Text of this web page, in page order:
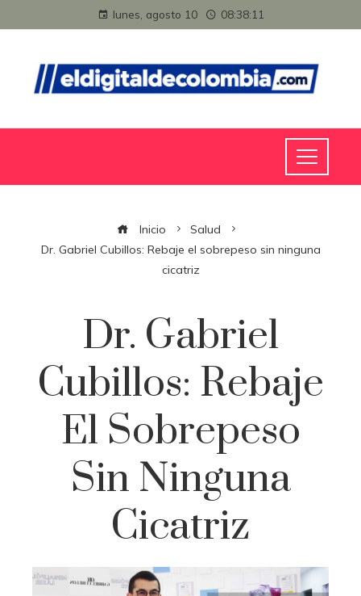
lunes, agosto 10 08:38:12
Inicio
Salud
Dr. Gabriel Cubillos: Rebaje el sobrepeso sin ninguna
cicatriz
Dr. Gabriel
Cubillos: Rebaje
El Sobrepeso
Sin Ninguna
Cicatriz